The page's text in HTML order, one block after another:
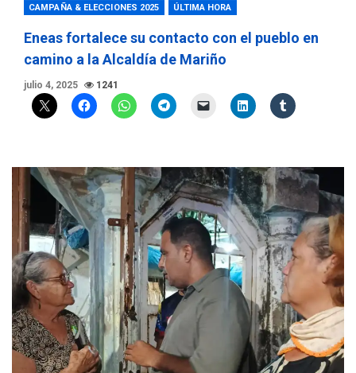
CAMPAÑA & ELECCIONES 2025 ÚLTIMA HORA
Eneas fortalece su contacto con el pueblo en
camino a la Alcaldía de Mariño
julio 4, 2025 1241